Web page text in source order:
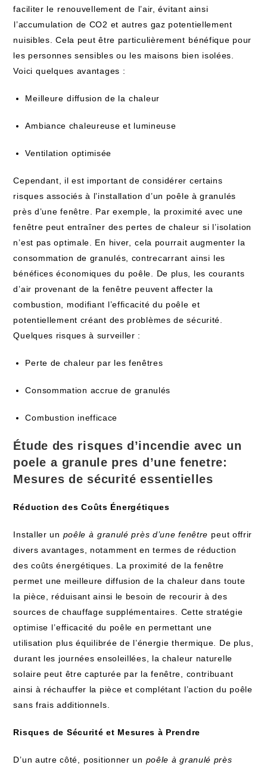
faciliter le ⁤renouvellement⁣ de l’air, évitant ainsi
⁤l’accumulation de ​CO2 et autres gaz‌ potentiellement
nuisibles. Cela peut être particulièrement ⁤bénéfique pour
les personnes sensibles‌ ou les maisons ‍bien isolées.‌
Voici⁣ quelques avantages :
Meilleure ⁣diffusion de la ⁣chaleur
Ambiance chaleureuse et lumineuse
Ventilation optimisée
Cependant, il est important‌ de considérer certains
risques‌ associés ‍à​ l’installation d’un poêle à granulés
près​ d’une fenêtre. ‌Par exemple, la ⁤proximité avec une
‌fenêtre peut​ entraîner des pertes ⁢de chaleur⁢ si ‍l’isolation
n’est pas optimale.‌ En hiver,⁣ cela​ pourrait augmenter la
consommation de granulés, contrecarrant ⁤ainsi ⁤les‍
bénéfices économiques du ⁣poêle. De plus, les courants
d’air provenant de la fenêtre peuvent affecter la
combustion, modifiant l’efficacité du poêle ⁤et
potentiellement​ créant des problèmes de sécurité.
Quelques risques à surveiller :
Perte de chaleur par les fenêtres
Consommation accrue de granulés
Combustion inefficace
Étude des risques​ d’incendie​ avec⁤ un⁢
poele a⁤ granule pres d’une fenetre:
Mesures de sécurité essentielles
Réduction‍ des Coûts‌ Énergétiques
Installer un poêle ⁢à granulé près d’une fenêtre ⁤peut ‍offrir
divers avantages, notamment en termes de ​réduction
des coûts énergétiques. La proximité ⁣de‍ la fenêtre
permet ⁤une meilleure diffusion ‌de la ⁣chaleur dans‍ toute
la pièce, réduisant ainsi le besoin de recourir‍ à des
sources‌ de chauffage supplémentaires. ⁣Cette stratégie
optimise⁤ l’efficacité du poêle en permettant une
utilisation plus équilibrée de l’énergie thermique.‍ De plus,
⁢durant ‌les journées ensoleillées, la chaleur naturelle
solaire peut être capturée par la fenêtre, contribuant
ainsi à réchauffer la pièce et complétant l’action du poêle
‌sans frais additionnels.
Risques⁤ de Sécurité ‍et Mesures à Prendre
D’un‍ autre​ côté,⁢ positionner‍ un poêle à granulé près